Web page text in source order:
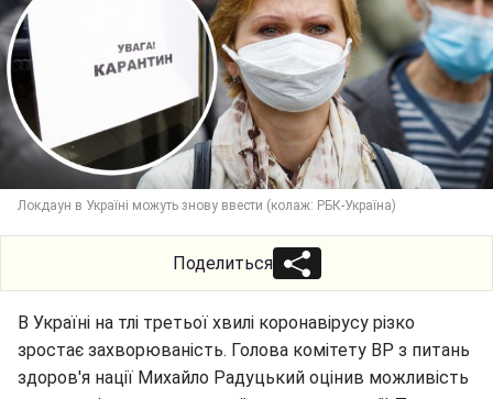
Локдаун в Україні можуть знову ввести (колаж: РБК-Україна)
Поделиться
В Україні на тлі третьої хвилі коронавірусу різко
зростає захворюваність. Голова комітету ВР з питань
здоров'я нації Михайло Радуцький оцінив можливість